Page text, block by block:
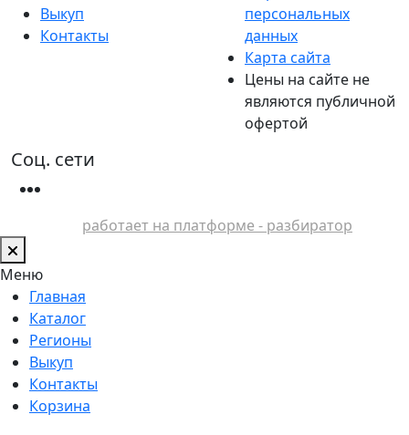
Выкуп
Контакты
персональных
данных
Карта сайта
Цены на сайте не
являются публичной
офертой
Соц. сети
работает на платформе - разбиратор
Меню
Главная
Каталог
Регионы
Выкуп
Контакты
Корзина